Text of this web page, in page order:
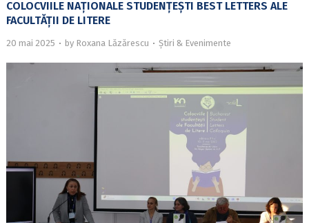
COLOCVIILE NAȚIONALE STUDENȚEȘTI BEST LETTERS ALE
FACULTĂȚII DE LITERE
20 mai 2025 by Roxana Lăzărescu Știri & Evenimente